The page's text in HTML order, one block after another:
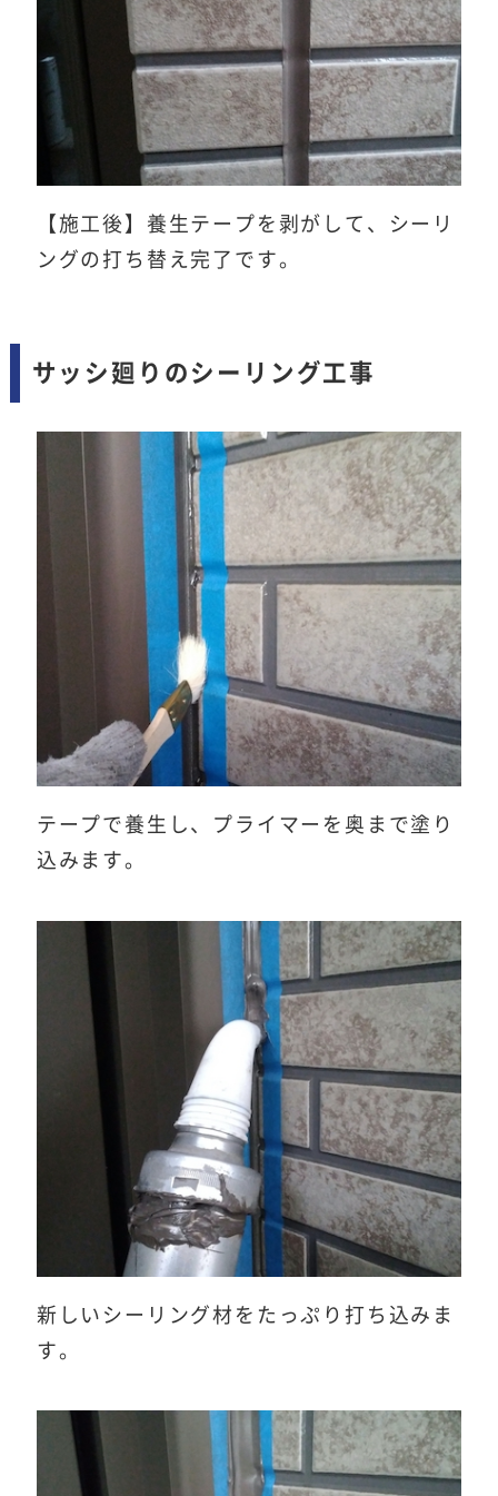
【施工後】養生テープを剥がして、シーリ
ングの打ち替え完了です。
サッシ廻りのシーリング工事
テープで養生し、プライマーを奥まで塗り
込みます。
新しいシーリング材をたっぷり打ち込みま
す。